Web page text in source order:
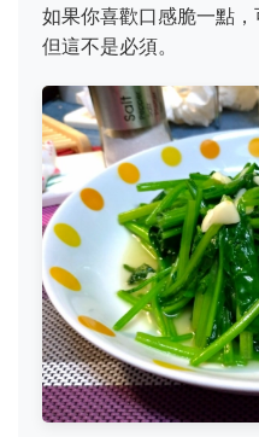
如果你喜歡口感脆一點，
但這不是必須。